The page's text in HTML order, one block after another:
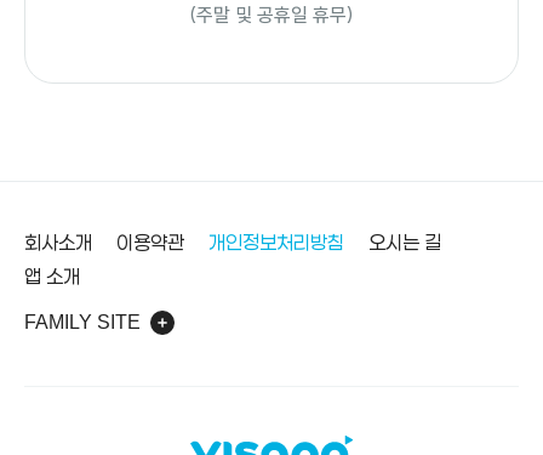
(주말 및 공휴일 휴무)
회사소개 이용약관 개인정보처리방침
오시는 길
앱 소개
FAMILY SITE